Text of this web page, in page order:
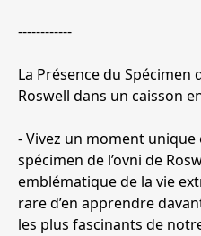
------------
La Présence du Spécimen
Roswell dans un caisson
- Vivez un moment
spécimen de l’ovni de
emblématique de la vie
rare d’en apprendre
les plus fascinants de